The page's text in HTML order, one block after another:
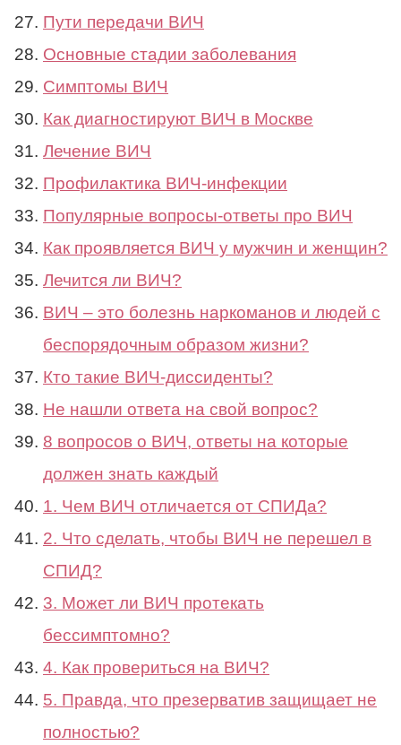
Пути передачи ВИЧ
Основные стадии заболевания
Симптомы ВИЧ
Как диагностируют ВИЧ в Москве
Лечение ВИЧ
Профилактика ВИЧ-инфекции
Популярные вопросы-ответы про ВИЧ
Как проявляется ВИЧ у мужчин и женщин?
Лечится ли ВИЧ?
ВИЧ – это болезнь наркоманов и людей с
беспорядочным образом жизни?
Кто такие ВИЧ-диссиденты?
Не нашли ответа на свой вопрос?
8 вопросов о ВИЧ, ответы на которые
должен знать каждый
1. Чем ВИЧ отличается от СПИДа?
2. Что сделать, чтобы ВИЧ не перешел в
СПИД?
3. Может ли ВИЧ протекать
бессимптомно?
4. Как провериться на ВИЧ?
5. Правда, что презерватив защищает не
полностью?